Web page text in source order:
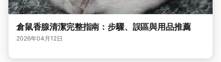
倉鼠香腺清潔完整指南：步驟、誤區與用品推薦
2026年04月12日